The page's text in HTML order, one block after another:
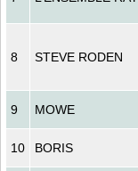
8 STEVE RODEN
9 MOWE
10 BORIS